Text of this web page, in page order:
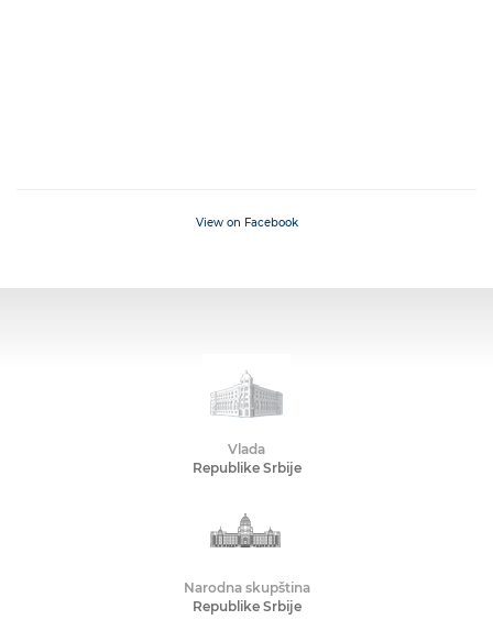
View on Facebook
Vlada
Republike Srbije
Narodna skupština
Republike Srbije